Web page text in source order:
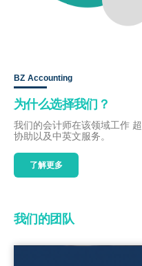
BZ Accounting
为什么选择我们？
我们的会计师在该领域工作
协助以及中英文服务。
了解更多
我们的团队